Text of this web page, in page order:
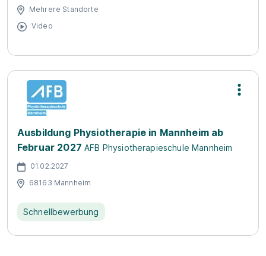
Mehrere Standorte
Video
Ausbildung Physiotherapie in Mannheim ab
Februar 2027 AFB Physiotherapieschule Mannheim
01.02.2027
68163 Mannheim
Schnellbewerbung